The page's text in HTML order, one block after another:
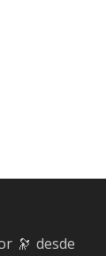
🔭 desde